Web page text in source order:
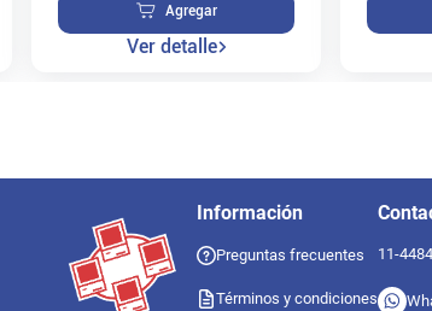
Agregar
Ver detalle
Información
Preguntas frecuentes
Términos y condiciones
11-